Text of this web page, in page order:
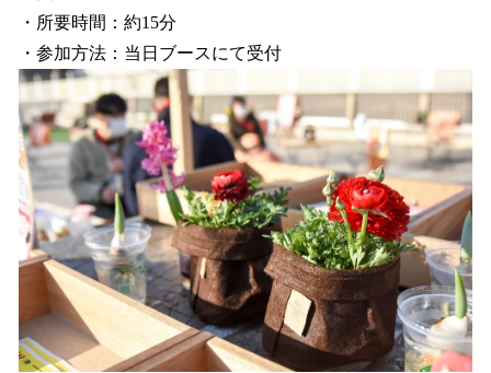
・所要時間：約15分
・参加方法：当日ブースにて受付